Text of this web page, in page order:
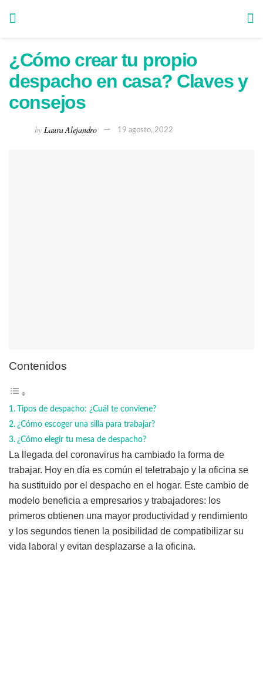
¿Cómo crear tu propio
despacho en casa? Claves y
consejos
by Laura Alejandro 19 agosto, 2022
Contenidos
Tipos de despacho: ¿Cuál te conviene?
¿Cómo escoger una silla para trabajar?
¿Cómo elegir tu mesa de despacho?
La llegada del coronavirus ha cambiado la forma de
trabajar. Hoy en día es común el teletrabajo y la oficina se
ha sustituido por el despacho en el hogar. Este cambio de
modelo beneficia a empresarios y trabajadores: los
primeros obtienen una mayor productividad y rendimiento
y los segundos tienen la posibilidad de compatibilizar su
vida laboral y evitan desplazarse a la oficina.